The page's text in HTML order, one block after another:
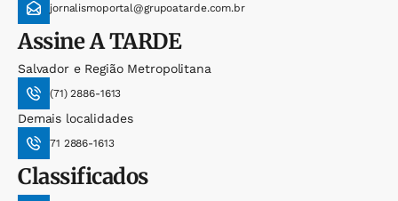
jornalismoportal@grupoatarde.com.br
AssineA TARDE
Salvador e Região Metropolitana
(71) 2886-1613
Demais localidades
71 2886-1613
Classificados